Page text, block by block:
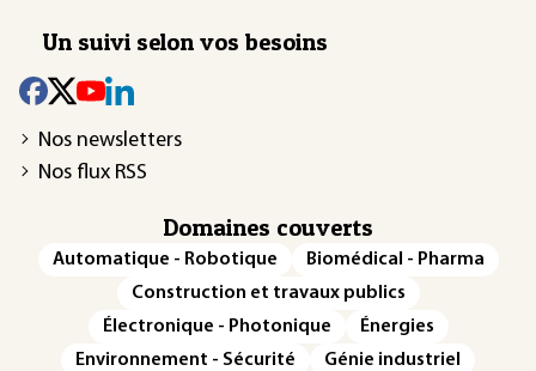
Un suivi selon vos besoins
Nos newsletters
Nos flux RSS
Domaines couverts
Automatique - Robotique
Biomédical - Pharma
Construction et travaux publics
Électronique - Photonique
Énergies
Environnement - Sécurité
Génie industriel